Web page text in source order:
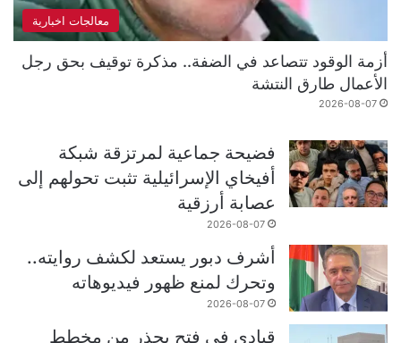
معالجات اخبارية
أزمة الوقود تتصاعد في الضفة.. مذكرة توقيف بحق رجل
الأعمال طارق النتشة
2026-08-07
فضيحة جماعية لمرتزقة شبكة
أفيخاي الإسرائيلية تثبت تحولهم إلى
عصابة أرزقية
2026-08-07
أشرف دبور يستعد لكشف روايته..
وتحرك لمنع ظهور فيديوهاته
2026-08-07
قيادي في فتح يحذر من مخطط